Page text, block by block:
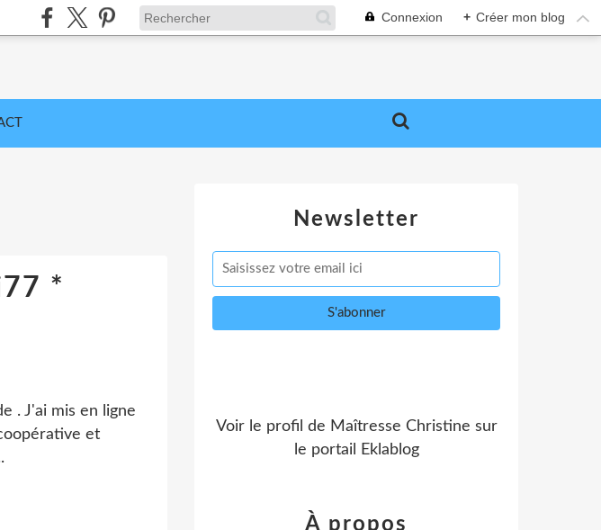
Connexion + Créer mon blog
*
. J'ai mis en ligne
et
Newsletter
Voir le profil de Maîtresse Christine sur
le portail Eklablog
À propos